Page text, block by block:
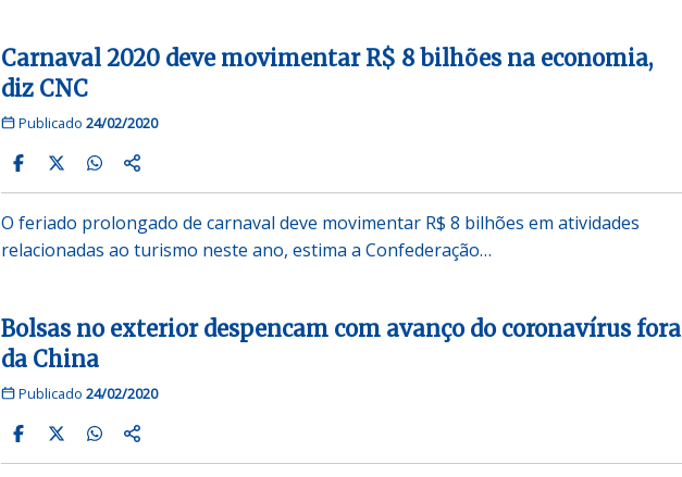
Carnaval 2020 deve movimentar R$ 8 bilhões na economia,
diz CNC
Publicado 24/02/2020
O feriado prolongado de carnaval deve movimentar R$ 8 bilhões em atividades
relacionadas ao turismo neste ano, estima a Confederação…
Bolsas no exterior despencam com avanço do coronavírus fora
da China
Publicado 24/02/2020